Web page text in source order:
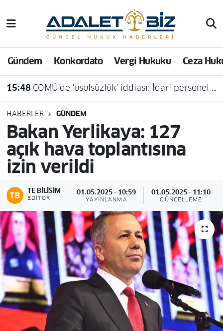
Gündem Konkordato Vergi Hukuku Ceza
15:48 ÇOMÜ'de 'usulsüzlük' iddiası: İdari personel açığa alındı
HABERLER GÜNDEM
Bakan Yerlikaya: 127
açık hava toplantısına
izin verildi
TE BILISIM
EDITÖR
01.05.2025 - 10:59
YAYINLANMA
01.05.2025 - 11:10
GÜNCELLEME
Hava Durumu
Trafik Durumu
Süper Lig Puan Durumu ve Fikstür
Tüm Manşetler
Son Dakika Haberleri
Haber Arşivi